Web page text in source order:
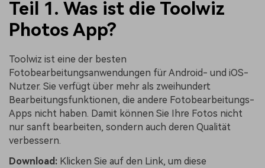
Teil 1. Was ist die Toolwiz
Photos App?
Toolwiz ist eine der besten
Fotobearbeitungsanwendungen für Android- und iOS-
Nutzer. Sie verfügt über mehr als zweihundert
Bearbeitungsfunktionen, die andere Fotobearbeitungs-
Apps nicht haben. Damit können Sie Ihre Fotos nicht
nur sanft bearbeiten, sondern auch deren Qualität
verbessern.
Download: Klicken Sie auf den Link, um diese